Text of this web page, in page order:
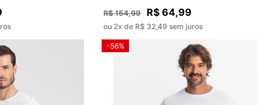
R$ 154,99 R$ 64,99
ou 2x de R$ 32,49 sem juros
-56%